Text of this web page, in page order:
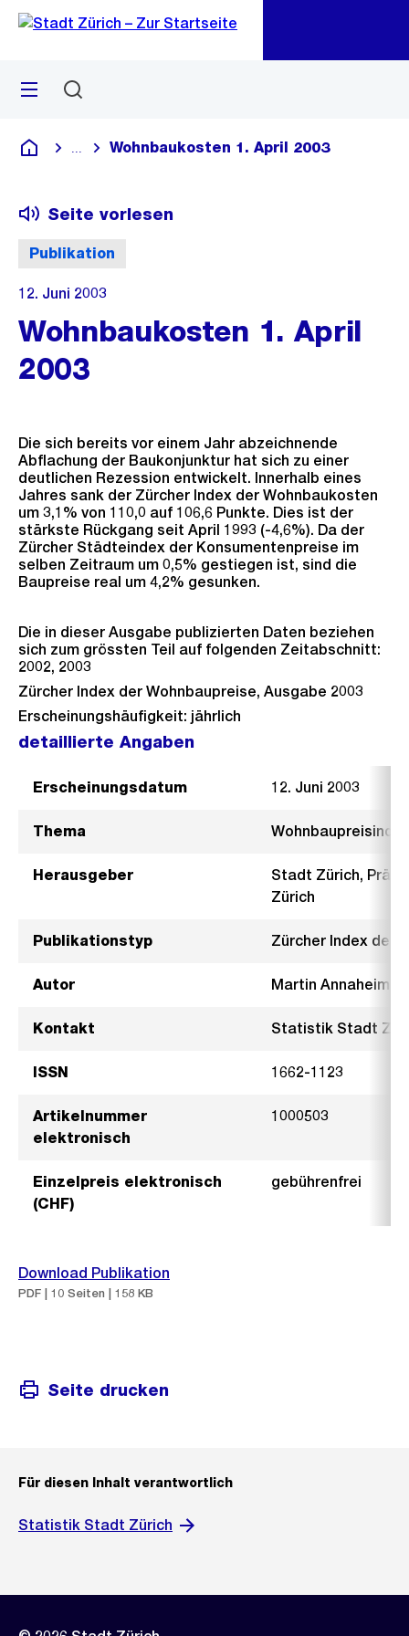
Navigation
Sprunglink
Menü
Deutsch
Blende alle Breadcrumbs ein
Wohnbaukosten 1. April 2003
Publikation
Seite vorlesen
12. Juni 2003
Wohnbaukosten 1. April
2003
Die sich bereits vor einem Jahr abzeichnende
Abflachung der Baukonjunktur hat sich zu einer
deutlichen Rezession entwickelt. Innerhalb eines
Jahres sank der Zürcher Index der Wohnbaukosten
um 3,1% von 110,0 auf 106,6 Punkte. Dies ist der
stärkste Rückgang seit April 1993 (-4,6%). Da der
Zürcher Städteindex der Konsumentenpreise im
selben Zeitraum um 0,5% gestiegen ist, sind die
Baupreise real um 4,2% gesunken.
Die in dieser Ausgabe publizierten Daten beziehen
sich zum grössten Teil auf folgenden Zeitabschnitt:
2002, 2003
Zürcher Index der Wohnbaupreise, Ausgabe 2003
Erscheinungshäufigkeit: jährlich
detaillierte Angaben
Erscheinungsdatum 12. Juni 2003
Thema
Herausgeber
Stadt Zürich,
Zürich
Publikationstyp Zürcher Index der
Autor Martin Annaheim
Kontakt Statistik Stadt
ISSN 1662-1123
Artikelnummer
elektronisch
1000503
Einzelpreis elektronisch
(CHF)
gebührenfrei
Download Publikation
PDF | 10 Seiten | 158 KB
Seite drucken
Für diesen Inhalt verantwortlich
Statistik Stadt Zürich